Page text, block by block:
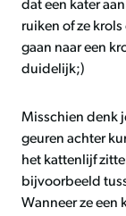
dat een kater
ruiken of ze
gaan naar een
duidelijk;)
Misschien denk
geuren achter
het kattenlijf
bijvoorbeeld
Wanneer ze een